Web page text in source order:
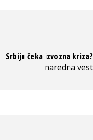
Srbiju čeka izvozna kriza?
naredna vest